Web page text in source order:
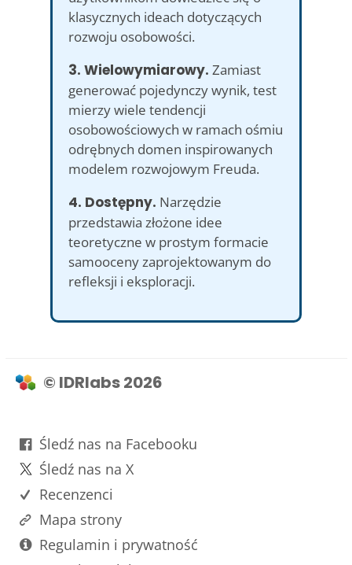
klasycznych ideach dotyczących
rozwoju osobowości.
3. Wielowymiarowy. Zamiast
generować pojedynczy wynik, test
mierzy wiele tendencji
osobowościowych w ramach ośmiu
odrębnych domen inspirowanych
modelem rozwojowym Freuda.
4. Dostępny. Narzędzie
przedstawia złożone idee
teoretyczne w prostym formacie
samooceny zaprojektowanym do
refleksji i eksploracji.
© IDRlabs 2026
Śledź nas na Facebooku
Śledź nas na X
Recenzenci
Mapa strony
Regulamin i prywatność